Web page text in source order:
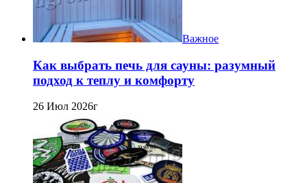
Важное
Как выбрать печь для сауны: разумный
подход к теплу и комфорту
26 Июл 2026г